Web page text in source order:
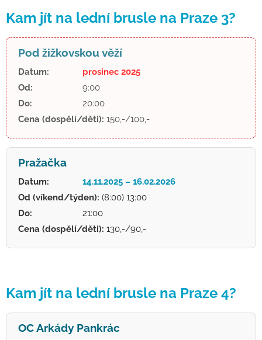
Kam jít na lední brusle na Praze 3?
Pod žižkovskou věží
Datum:
prosinec 2025
Od:
9:00
Do:
20:00
Cena (dospělí/děti): 150,-/100,-
Pražačka
Datum:
14.11.2025 – 16.02.2026
Od (víkend/týden): (8:00) 13:00
Do:
21:00
Cena (dospělí/děti): 130,-/90,-
Kam jít na lední brusle na Praze 4?
OC Arkády Pankrác